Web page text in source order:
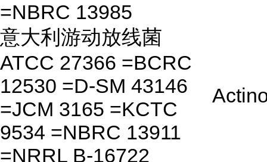
=NBRC 13985
意大利游动放线菌
ATCC 27366 =BCRC
12530 =D-SM 43146
=JCM 3165 =KCTC
9534 =NBRC 13911
=NRRL B-16722